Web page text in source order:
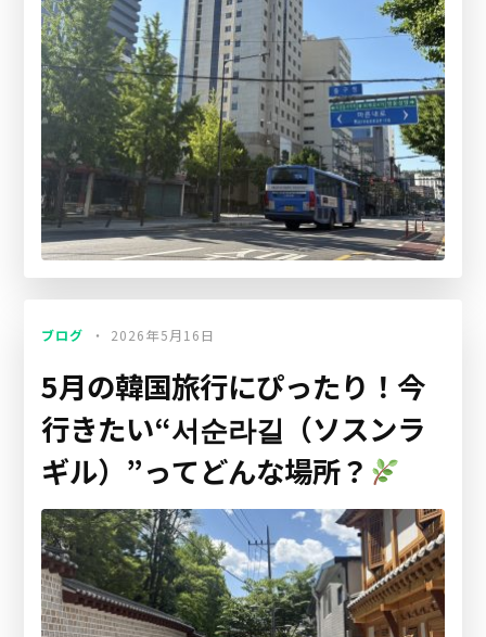
ブログ 2026年5月16日
5月の韓国旅行にぴったり！今
行きたい“서순라길（ソスンラ
ギル）”ってどんな場所？